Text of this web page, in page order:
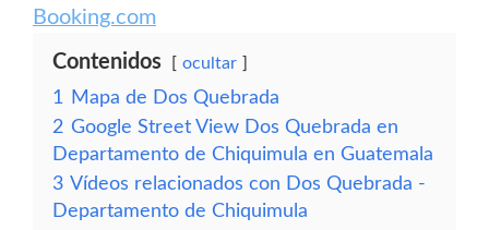
Booking.com
Contenidos ocultar
1
Mapa de Dos Quebrada
2 Google Street View Dos Quebrada en
Departamento de Chiquimula en Guatemala
3 Vídeos relacionados con Dos Quebrada -
Departamento de Chiquimula